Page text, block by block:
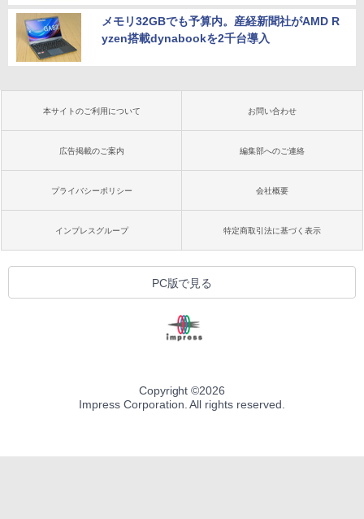
メモリ32GBでも予算内。産経新聞社がAMD R
yzen搭載dynabookを2千台導入
本サイトのご利用について お問い合わせ
広告掲載のご案内 編集部へのご連絡
プライバシーポリシー 会社概要
インプレスグループ 特定商取引法に基づく表示
PC版で見る
Copyright ©2026
Impress Corporation. All rights reserved.